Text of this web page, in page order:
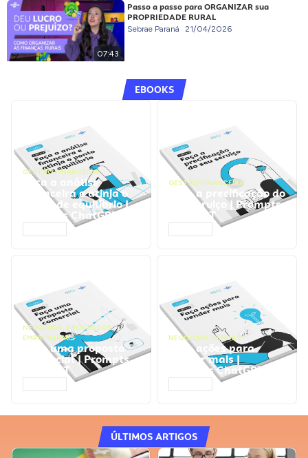
07:43
Passo a passo para ORGANIZAR sua
PROPRIEDADE RURAL
Sebrae Paraná 21/04/2026
EBOOKS
GESTÃO FINANCEIRA
Faça a análise
financeira e atinja o
ponto de equilíbrio |
Prompts ChatGPT
GESTÃO FINANCEIRA
Faça a precificação do
seu serviço | Prompts
ChatGPT
NEGÓCIOS, PROCESSOS
EMPRESARIAIS
Faça uma proposta
comercial | Prompts
ChatGPT
NEGÓCIOS, VENDAS
Faça ações para
vender mais |
Prompts ChatGPT
ÚLTIMOS ARTIGOS